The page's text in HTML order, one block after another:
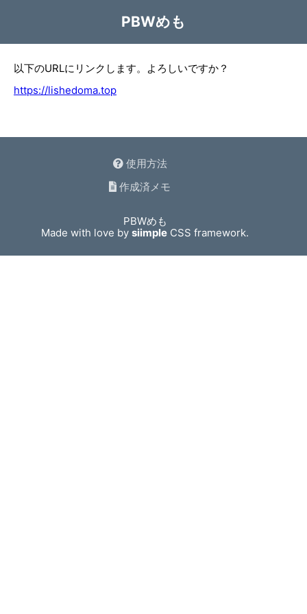
PBWめも
以下のURLにリンクします。よろしいですか？
https://lishedoma.top
使用方法
作成済メモ
PBWめも
Made with love bysiimple CSS framework.